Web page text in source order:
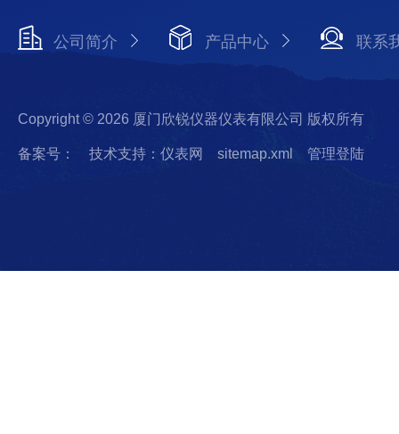
公司简介 产品中心 联系
Copyright © 2026 厦门欣锐仪器仪表有限公司 版权所有
备案号： 技术支持：仪表网 sitemap.xml 管理登陆